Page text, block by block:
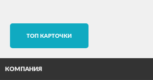
TОП КАРТОЧКИ
КОМПАНИЯ